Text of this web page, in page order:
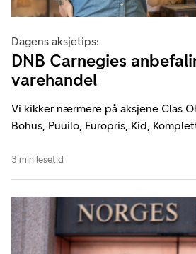
Dagens aksjetips:
DNB Carnegies
varehandel
Vi kikker nærmere på aksjene Clas
Bohus, Puuilo, Europris, Kid,
3 min lesetid